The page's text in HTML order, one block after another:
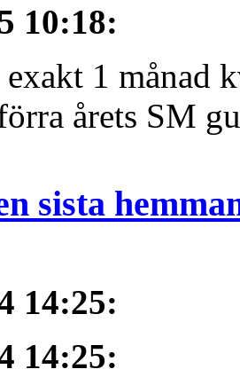
10:18:
exakt 1 månad
årets SM
sista
14:25:
14:25: